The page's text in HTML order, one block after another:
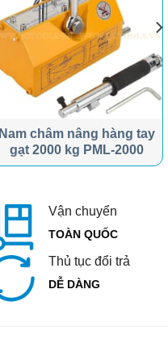
Nam châm nâng hàng tay
gạt 2000 kg PML-2000
Vận chuyển
TOÀN QUỐC
Thủ tục đổi trả
DỄ DÀNG